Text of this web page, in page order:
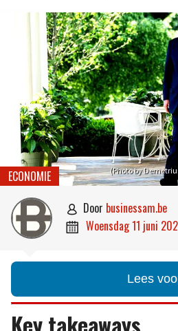
(Photo by
ECONOMIE
 door businessam.be
 woensdag 11 juni
Lees